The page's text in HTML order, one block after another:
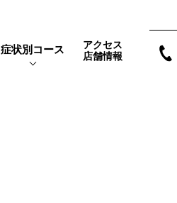
症状別コース
アクセス
店舗情報